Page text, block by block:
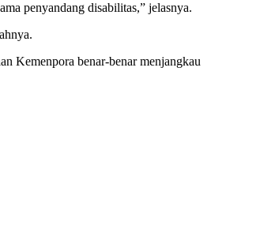
penyandang disabilitas,” jelasnya.
Kemenpora benar-benar menjangkau